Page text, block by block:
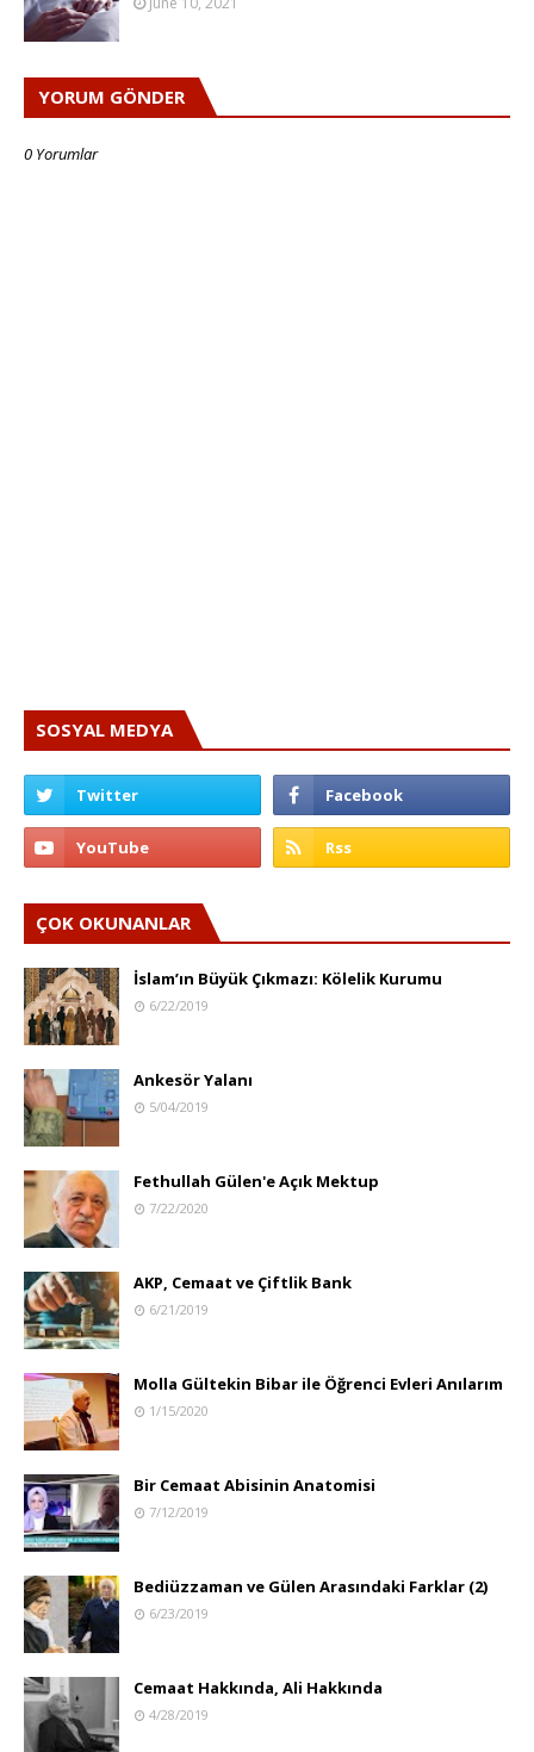
YORUM GÖNDER
0 Yorumlar
SOSYAL MEDYA
ÇOK OKUNANLAR
İslam’ın Büyük Çıkmazı: Kölelik Kurumu
6/22/2019
Ankesör Yalanı
5/04/2019
Fethullah Gülen'e Açık Mektup
7/22/2020
AKP, Cemaat ve Çiftlik Bank
6/21/2019
Molla Gültekin Bibar ile Öğrenci Evleri Anılarım
1/15/2020
Bir Cemaat Abisinin Anatomisi
7/12/2019
Bediüzzaman ve Gülen Arasındaki Farklar (2)
6/23/2019
Cemaat Hakkında, Ali Hakkında
4/28/2019